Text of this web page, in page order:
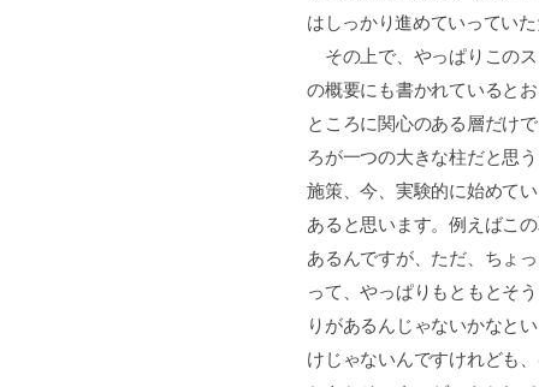
はしっかり進めていってい
その上で、やっぱりこの
の概要にも書かれていると
ところに関心のある層だけ
ろが一つの大きな柱だと思
施策、今、実験的に始めて
あると思います。例えばこ
あるんですが、ただ、ちょ
って、やっぱりもともとそ
りがあるんじゃないかなと
けじゃないんですけれども